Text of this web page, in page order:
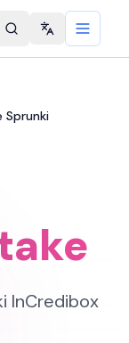
Change
Sprunki
InCredibox